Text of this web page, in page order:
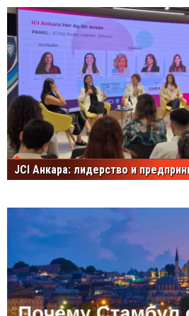
JCI Анкара: лидерство и